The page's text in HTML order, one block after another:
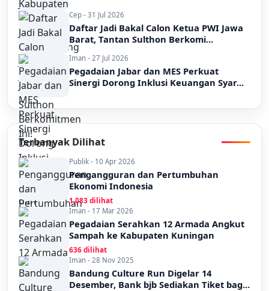
Cep - 31 Jul 2026
Daftar Jadi Bakal Calon Ketua PWI Jawa
Barat, Tantan Sulthon Berkomi...
Iman - 27 Jul 2026
Pegadaian Jabar dan MES Perkuat
Sinergi Dorong Inklusi Keuangan Syar...
Terbanyak Dilihat
Publik - 10 Apr 2026
Pengangguran dan Pertumbuhan
Ekonomi Indonesia
1,083 dilihat
Iman - 17 Mar 2026
Pegadaian Serahkan 12 Armada Angkut
Sampah ke Kabupaten Kuningan
636 dilihat
Iman - 28 Nov 2025
Bandung Culture Run Digelar 14
Desember, Bank bjb Sediakan Tiket bag...